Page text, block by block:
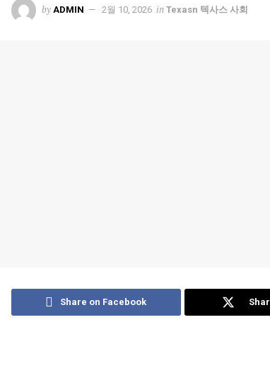
by ADMIN 2월 10, 2026 in Texasn 텍사스 사회
Share on Facebook